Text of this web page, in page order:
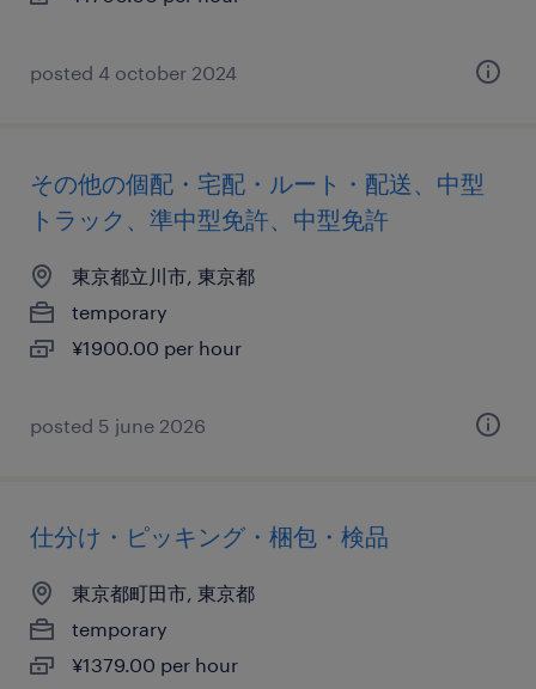
posted 4 october 2024
その他の個配・宅配・ルート・配送、中型
トラック、準中型免許、中型免許
東京都立川市, 東京都
temporary
¥1900.00 per hour
posted 5 june 2026
仕分け・ピッキング・梱包・検品
東京都町田市, 東京都
temporary
¥1379.00 per hour